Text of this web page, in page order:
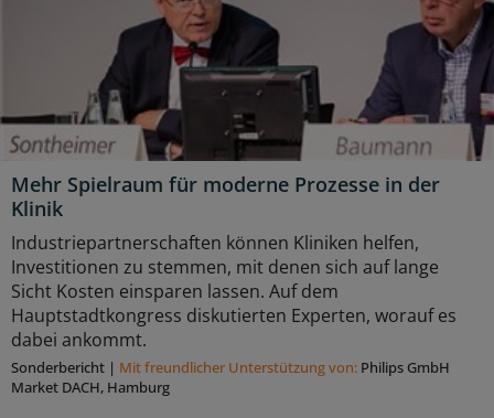
Mehr Spielraum für moderne Prozesse in der
Klinik
Industriepartnerschaften können Kliniken helfen,
Investitionen zu stemmen, mit denen sich auf lange
Sicht Kosten einsparen lassen. Auf dem
Hauptstadtkongress diskutierten Experten, worauf es
dabei ankommt.
Sonderbericht | Mit freundlicher Unterstützung von: Philips GmbH
Market DACH, Hamburg